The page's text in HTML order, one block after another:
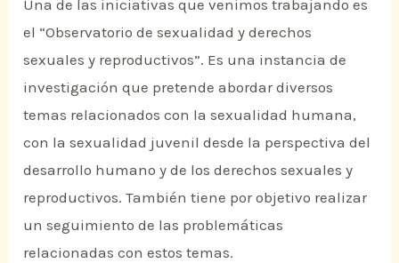
Una de las iniciativas que venimos trabajando es
el “Observatorio de sexualidad y derechos
sexuales y reproductivos”. Es una instancia de
investigación que pretende abordar diversos
temas relacionados con la sexualidad humana,
con la sexualidad juvenil desde la perspectiva del
desarrollo humano y de los derechos sexuales y
reproductivos. También tiene por objetivo realizar
un seguimiento de las problemáticas
relacionadas con estos temas.